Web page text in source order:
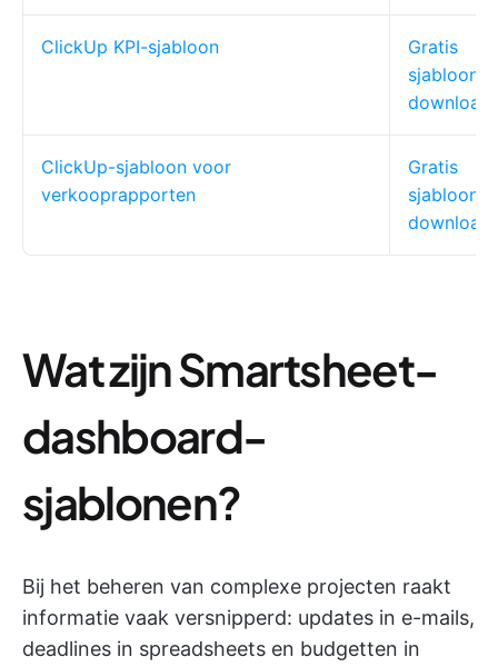
ClickUp KPI-sjabloon
Gratis
sjabloon
ClickUp-sjabloon voor
verkooprapporten
Gratis
sjabloon
Wat zijn Smartsheet-
dashboard-
sjablonen?
Bij het beheren van complexe projecten raakt
informatie vaak versnipperd: updates in e-mails,
deadlines in spreadsheets en budgetten in